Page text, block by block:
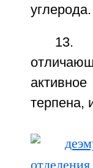
углерода.
13.